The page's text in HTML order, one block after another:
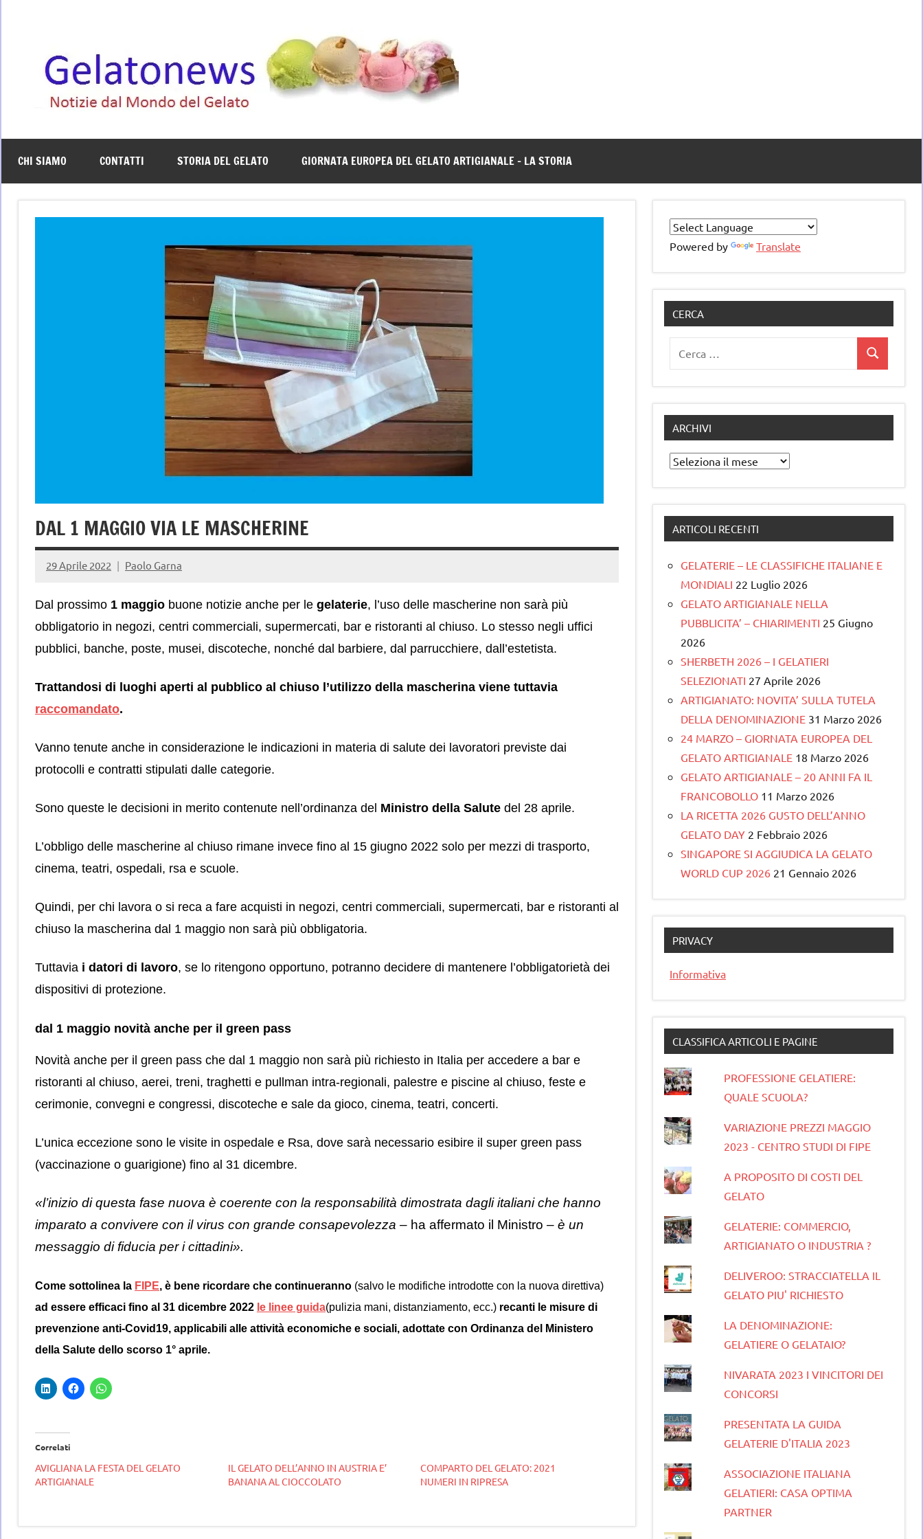
artigianale
CHI SIAMO CONTATTI STORIA DEL GELATO GIORNATA EUROPEA DEL GELATO ARTIGIANALE – LA STORIA
DAL 1 MAGGIO VIA LE MASCHERINE
29 Aprile 2022 Paolo Garna
Dal prossimo 1 maggio buone notizie anche per le gelaterie, l’uso delle mascherine non sarà più
obbligatorio in negozi, centri commerciali, supermercati, bar e ristoranti al chiuso. Lo stesso negli uffici
pubblici, banche, poste, musei, discoteche, nonché dal barbiere, dal parrucchiere, dall’estetista.
Trattandosi di luoghi aperti al pubblico al chiuso l’utilizzo della mascherina viene tuttavia
raccomandato.
Vanno tenute anche in considerazione le indicazioni in materia di salute dei lavoratori previste dai
protocolli e contratti stipulati dalle categorie.
Sono queste le decisioni in merito contenute nell’ordinanza del Ministro della Salute del 28 aprile.
L’obbligo delle mascherine al chiuso rimane invece fino al 15 giugno 2022 solo per mezzi di trasporto,
cinema, teatri, ospedali, rsa e scuole.
Quindi, per chi lavora o si reca a fare acquisti in negozi, centri commerciali, supermercati, bar e ristoranti al
chiuso la mascherina dal 1 maggio non sarà più obbligatoria.
Tuttavia i datori di lavoro, se lo ritengono opportuno, potranno decidere di mantenere l’obbligatorietà dei
dispositivi di protezione.
dal 1 maggio novità anche per il green pass
Novità anche per il green pass che dal 1 maggio non sarà più richiesto in Italia per accedere a bar e
ristoranti al chiuso, aerei, treni, traghetti e pullman intra-regionali, palestre e piscine al chiuso, feste e
cerimonie, convegni e congressi, discoteche e sale da gioco, cinema, teatri, concerti.
L’unica eccezione sono le visite in ospedale e Rsa, dove sarà necessario esibire il super green pass
(vaccinazione o guarigione) fino al 31 dicembre.
«l’inizio di questa fase nuova è coerente con la responsabilità dimostrata dagli italiani che hanno
imparato a convivere con il virus con grande consapevolezza – ha affermato il Ministro – è un
messaggio di fiducia per i cittadini».
Come sottolinea la FIPE, è bene ricordare che continueranno (salvo le modifiche introdotte con la nuova direttiva)
ad essere efficaci fino al 31 dicembre 2022 le linee guida(pulizia mani, distanziamento, ecc.) recanti le misure di
prevenzione anti-Covid19, applicabili alle attività economiche e sociali, adottate con Ordinanza del Ministero
della Salute dello scorso 1° aprile.
Correlati
AVIGLIANA LA FESTA DEL GELATO
ARTIGIANALE
IL GELATO DELL’ANNO IN AUSTRIA E’
BANANA AL CIOCCOLATO
COMPARTO DEL GELATO: 2021
NUMERI IN RIPRESA
Powered by Translate
CERCA
Cerca
ARCHIVI
Archivi
ARTICOLI RECENTI
GELATERIE – LE CLASSIFICHE ITALIANE E
MONDIALI 22 Luglio 2026
GELATO ARTIGIANALE NELLA
PUBBLICITA’ – CHIARIMENTI 25 Giugno
2026
SHERBETH 2026 – I GELATIERI
SELEZIONATI 27 Aprile 2026
ARTIGIANATO: NOVITA’ SULLA TUTELA
DELLA DENOMINAZIONE 31 Marzo 2026
24 MARZO – GIORNATA EUROPEA DEL
GELATO ARTIGIANALE 18 Marzo 2026
GELATO ARTIGIANALE – 20 ANNI FA IL
FRANCOBOLLO 11 Marzo 2026
LA RICETTA 2026 GUSTO DELL’ANNO
GELATO DAY 2 Febbraio 2026
SINGAPORE SI AGGIUDICA LA GELATO
WORLD CUP 2026 21 Gennaio 2026
PRIVACY
Informativa
CLASSIFICA ARTICOLI E PAGINE
PROFESSIONE GELATIERE:
QUALE SCUOLA?
VARIAZIONE PREZZI MAGGIO
2023 - CENTRO STUDI DI FIPE
A PROPOSITO DI COSTI DEL
GELATO
GELATERIE: COMMERCIO,
ARTIGIANATO O INDUSTRIA ?
DELIVEROO: STRACCIATELLA IL
GELATO PIU' RICHIESTO
LA DENOMINAZIONE:
GELATIERE O GELATAIO?
NIVARATA 2023 I VINCITORI DEI
CONCORSI
PRESENTATA LA GUIDA
GELATERIE D'ITALIA 2023
ASSOCIAZIONE ITALIANA
GELATIERI: CASA OPTIMA
PARTNER